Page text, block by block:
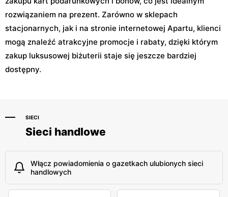
rozwiązaniem na prezent. Zarówno w sklepach
stacjonarnych, jak i na stronie internetowej Apartu, klienci
mogą znaleźć atrakcyjne promocje i rabaty, dzięki którym
zakup luksusowej biżuterii staje się jeszcze bardziej
dostępny.
SIECI
Sieci handlowe
Włącz powiadomienia o gazetkach ulubionych sieci
handlowych